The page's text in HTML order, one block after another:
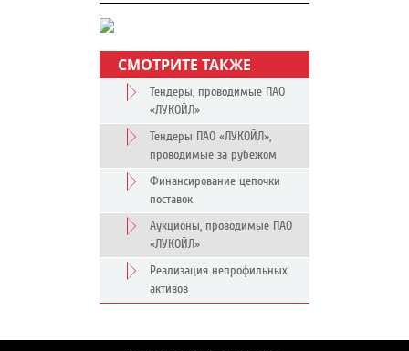
СМОТРИТЕ ТАКЖЕ
Тендеры, проводимые ПАО
«ЛУКОЙЛ»
Тендеры ПАО «ЛУКОЙЛ»,
проводимые за рубежом
Финансирование цепочки
поставок
Аукционы, проводимые ПАО
«ЛУКОЙЛ»
Реализация непрофильных
активов